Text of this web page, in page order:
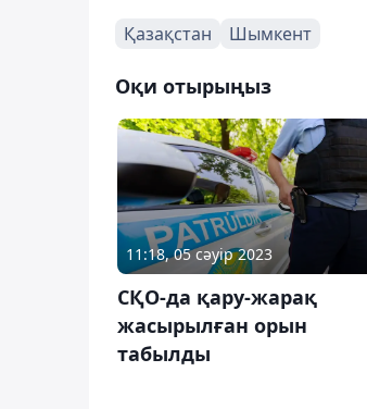
Қазақстан Шымкент
Оқи отырыңыз
11:18, 05 сәуір 2023
СҚО-да қару-жарақ
жасырылған орын
табылды